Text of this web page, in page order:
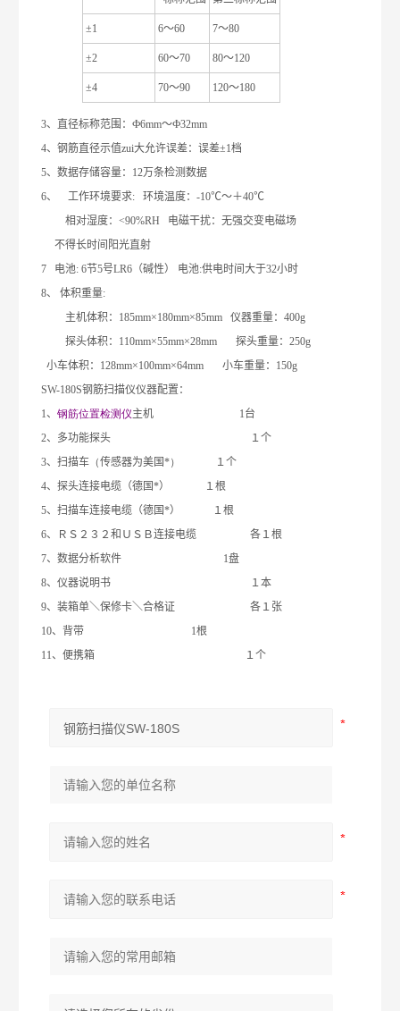
±1 6～60 7～80
±2 60～70 80～120
±4 70～90 120～180
3、直径标称范围：Ф6mm～Ф32mm
4、钢筋直径示值zui大允许误差：误差±1档
5、数据存储容量： 12万条检测数据
6、 工作环境要求:环境温度：-10℃～＋40℃
相对湿度：<90%RH 电磁干扰：无强交变电磁场
不得长时间阳光直射
7 电池: 6节5号LR6 （碱性） 电池:供电时间大于32小时
8、 体积重量:
主机体积： 185mm×180mm×85mm仪器重量：400g
探头体积： 110mm×55mm×28mm探头重量：250g
小车体积： 128mm×100mm×64mm小车重量： 150g
SW-180S钢筋扫描仪仪器配置：
1、钢筋位置检测仪主机 1台
2、多功能探头 １个
3、扫描车 （传感器为美国*）
１个
4、探头连接电缆（德国*）
１根
5、扫描车连接电缆（德国*） １根
6、ＲＳ２３２和ＵＳＢ连接电缆 各１根
7、数据分析软件 1盘
8、仪器说明书 １本
9、装箱单＼保修卡＼合格证 各１张
10、背带 1根
11、便携箱 １个